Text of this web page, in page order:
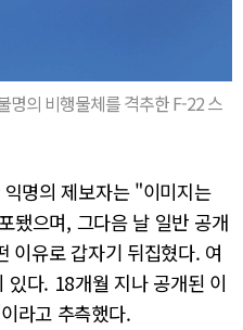
명의 비행물체를 격추한 F-22 스
명의 제보자는 "이미지는
됐으며, 그다음 날 일반 공개
이유로 갑자기 뒤집혔다. 여
있다. 18개월 지나 공개된 이
라고 추측했다.